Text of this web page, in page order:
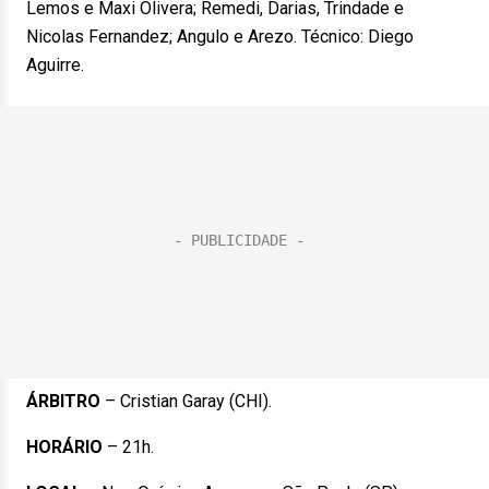
Lemos e Maxi Olivera; Remedi, Darias, Trindade e
Nicolas Fernandez; Angulo e Arezo. Técnico: Diego
Aguirre.
ÁRBITRO – Cristian Garay (CHI).
HORÁRIO – 21h.